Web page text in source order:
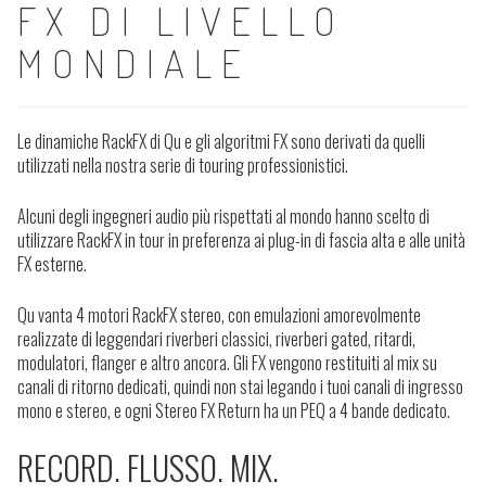
FX DI LIVELLO
MONDIALE
Le dinamiche RackFX di Qu e gli algoritmi FX sono derivati da quelli
utilizzati nella nostra serie di touring professionistici.
Alcuni degli ingegneri audio più rispettati al mondo hanno scelto di
utilizzare RackFX in tour in preferenza ai plug-in di fascia alta e alle unità
FX esterne.
Qu vanta 4 motori RackFX stereo, con emulazioni amorevolmente
realizzate di leggendari riverberi classici, riverberi gated, ritardi,
modulatori, flanger e altro ancora. Gli FX vengono restituiti al mix su
canali di ritorno dedicati, quindi non stai legando i tuoi canali di ingresso
mono e stereo, e ogni Stereo FX Return ha un PEQ a 4 bande dedicato.
RECORD. FLUSSO. MIX.